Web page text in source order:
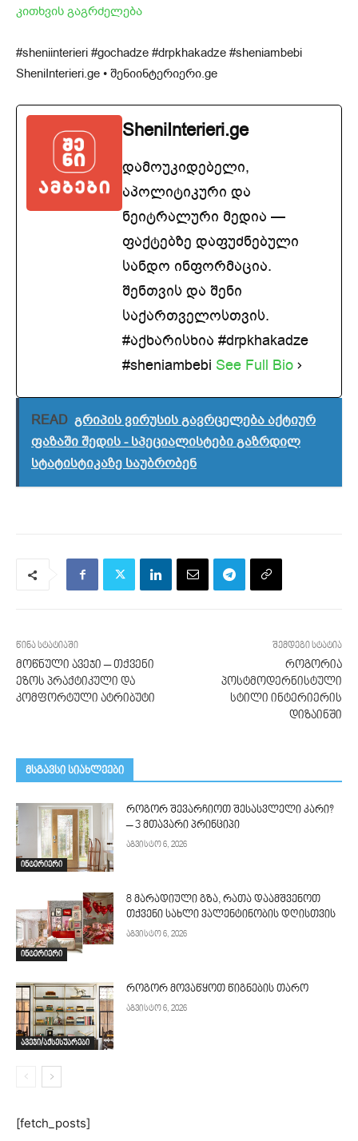
კითხვის გაგრძელება
#sheniinterieri #gochadze #drpkhakadze #sheniambebi
SheniInterieri.ge • შენიინტერიერი.ge
SheniInterieri.ge
დამოუკიდებელი,
აპოლიტიკური და
ნეიტრალური მედია —
ფაქტებზე დაფუძნებული
სანდო ინფორმაცია.
შენთვის და შენი
საქართველოსთვის.
#აქხარისხია #drpkhakadze
#sheniambebi See Full Bio
READ გრიპის ვირუსის გავრცელება აქტიურ
ფაზაში შედის - სპეციალისტები გაზრდილ
სტატისტიკაზე საუბრობენ
წინა სტატიაში
მოწნული ავეჯი – თქვენი
ეზოს პრაქტიკული და
კომფორტული ატრიბუტი
შემდეგი სტატია
როგორია
პოსტმოდერნისტული
სტილი ინტერიერის
დიზაინში
მსგავსი სიახლეები
ინტერიერი
როგორ შევარჩიოთ შესასვლელი კარი?
– 3 მთავარი პრინციპი
აგვისტო 6, 2026
ინტერიერი
8 მარადიული გზა, რათა დაამშვენოთ
თქვენი სახლი ვალენტინობის დღისთვის
აგვისტო 6, 2026
ავეჯი/აქსესუარები
როგორ მოვაწყოთ წიგნების თარო
აგვისტო 6, 2026
[fetch_posts]